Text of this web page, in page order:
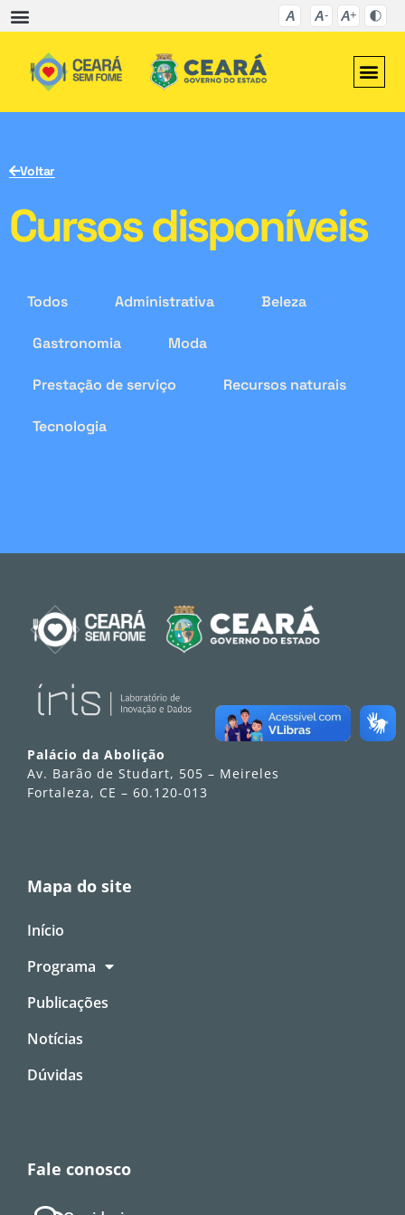
Voltar
Cursos disponíveis
Todos Administrativa Beleza
Gastronomia Moda
Prestação de serviço Recursos naturais
Tecnologia
Palácio da Abolição
Av. Barão de Studart, 505 – Meireles
Fortaleza, CE – 60.120-013
Mapa do site
Início
Programa
Publicações
Notícias
Dúvidas
Fale conosco